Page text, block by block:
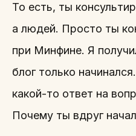
То есть, ты
а людей. Просто ты
при Минфине. Я
блог только
какой-то ответ на
Почему ты вдруг